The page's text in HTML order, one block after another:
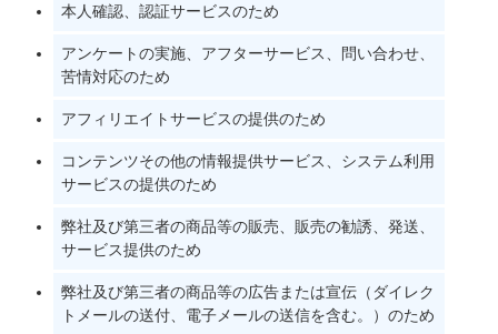
本人確認、認証サービスのため
アンケートの実施、アフターサービス、問い合わせ、
苦情対応のため
アフィリエイトサービスの提供のため
コンテンツその他の情報提供サービス、システム利用
サービスの提供のため
弊社及び第三者の商品等の販売、販売の勧誘、発送、
サービス提供のため
弊社及び第三者の商品等の広告または宣伝（ダイレク
トメールの送付、電子メールの送信を含む。）のため